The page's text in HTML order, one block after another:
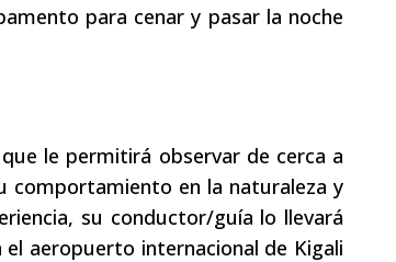
para cenar y pasar la noche
le permitirá observar de cerca a
comportamiento en la naturaleza y
su conductor/guía lo llevará
aeropuerto internacional de Kigali